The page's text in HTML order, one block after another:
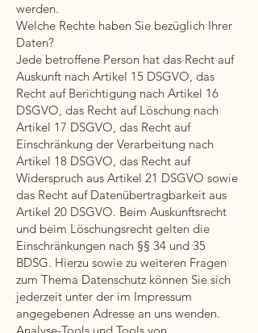
werden.
Welche Rechte haben Sie bezüglich Ihrer
Daten?
Jede betroffene Person hat das Recht auf
Auskunft nach Artikel 15 DSGVO, das
Recht auf Berichtigung nach Artikel 16
DSGVO, das Recht auf Löschung nach
Artikel 17 DSGVO, das Recht auf
Einschränkung der Verarbeitung nach
Artikel 18 DSGVO, das Recht auf
Widerspruch aus Artikel 21 DSGVO sowie
das Recht auf Datenübertragbarkeit aus
Artikel 20 DSGVO. Beim Auskunftsrecht
und beim Löschungsrecht gelten die
Einschränkungen nach §§ 34 und 35
BDSG. Hierzu sowie zu weiteren Fragen
zum Thema Datenschutz können Sie sich
jederzeit unter der im Impressum
angegebenen Adresse an uns wenden.